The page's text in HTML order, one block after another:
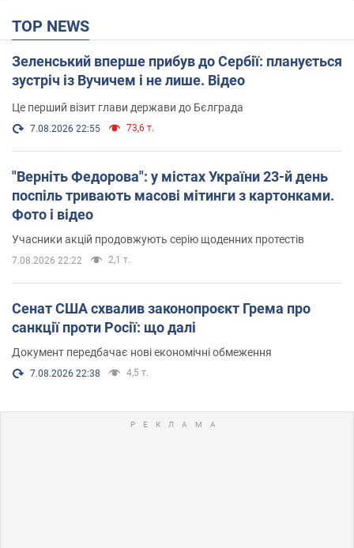
TOP NEWS
Зеленський вперше прибув до Сербії: планується
зустріч із Вучичем і не лише. Відео
Це перший візит глави держави до Бєлграда
7.08.2026 22:55 73,6 т.
"Верніть Федорова": у містах України 23-й день
поспіль тривають масові мітинги з картонками.
Фото і відео
Учасники акцій продовжують серію щоденних протестів
7.08.2026 22:22 2,1 т.
Сенат США схвалив законопроєкт Грема про
санкції проти Росії: що далі
Документ передбачає нові економічні обмеження
7.08.2026 22:38 4,5 т.